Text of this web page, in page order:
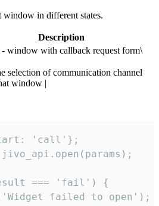
in different states.
Description
- window with callback request form\
selection of communication channel
window |
'call'};
=== 'fail') {
failed to open');